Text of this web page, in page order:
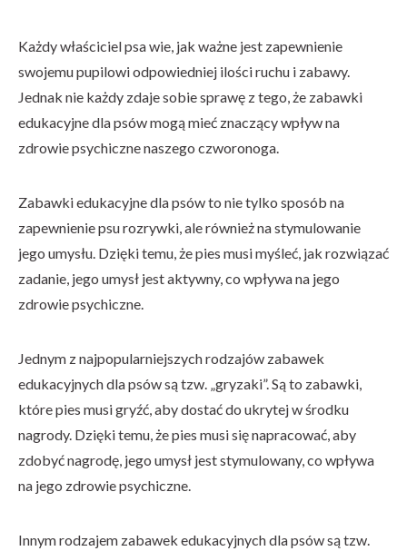
Każdy właściciel psa wie, jak ważne jest zapewnienie
swojemu pupilowi odpowiedniej ilości ruchu i zabawy.
Jednak nie każdy zdaje sobie sprawę z tego, że zabawki
edukacyjne dla psów mogą mieć znaczący wpływ na
zdrowie psychiczne naszego czworonoga.
Zabawki edukacyjne dla psów to nie tylko sposób na
zapewnienie psu rozrywki, ale również na stymulowanie
jego umysłu. Dzięki temu, że pies musi myśleć, jak rozwiązać
zadanie, jego umysł jest aktywny, co wpływa na jego
zdrowie psychiczne.
Jednym z najpopularniejszych rodzajów zabawek
edukacyjnych dla psów są tzw. „gryzaki”. Są to zabawki,
które pies musi gryźć, aby dostać do ukrytej w środku
nagrody. Dzięki temu, że pies musi się napracować, aby
zdobyć nagrodę, jego umysł jest stymulowany, co wpływa
na jego zdrowie psychiczne.
Innym rodzajem zabawek edukacyjnych dla psów są tzw.